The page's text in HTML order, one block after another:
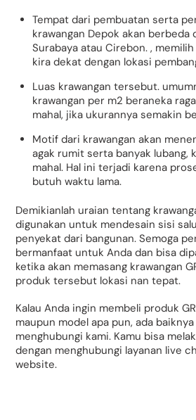
Tempat dari pembuatan serta
krawangan Depok akan berbeda
Surabaya atau Cirebon. ,
kira dekat dengan lokasi
Luas krawangan tersebut.
krawangan per m2 beraneka
mahal, jika ukurannya semakin
Motif dari krawangan akan
agak rumit serta banyak lubang,
mahal. Hal ini terjadi karena
butuh waktu lama.
Demikianlah uraian tentang
digunakan untuk mendesain sisi
penyekat dari bangunan. Semoga
bermanfaat untuk Anda dan bisa
ketika akan memasang krawangan
produk tersebut lokasi nan tepat.
Kalau Anda ingin membeli produk
maupun model apa pun, ada
menghubungi kami. Kamu bisa
dengan menghubungi layanan live
website.